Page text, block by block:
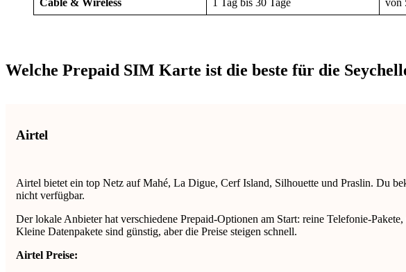
Cable & Wireless 1 Tag bis 30 Tage von
Welche Prepaid SIM Karte ist die beste für die
Airtel
Airtel bietet ein top Netz auf Mahé, La Digue, Cerf Island, Silhouette und Praslin. Du
nicht verfügbar.
Der lokale Anbieter hat verschiedene Prepaid-Optionen am Start: reine Telefonie-
Kleine Datenpakete sind günstig, aber die Preise steigen schnell.
Airtel Preise: